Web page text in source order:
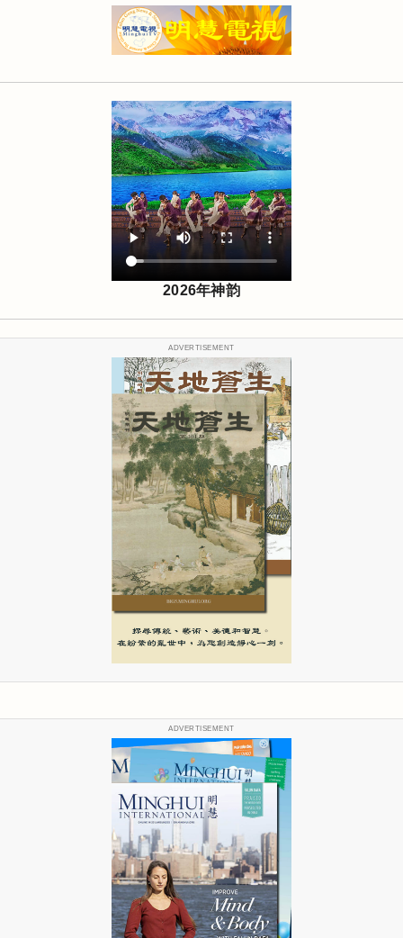
2026年神韵
ADVERTISEMENT
ADVERTISEMENT